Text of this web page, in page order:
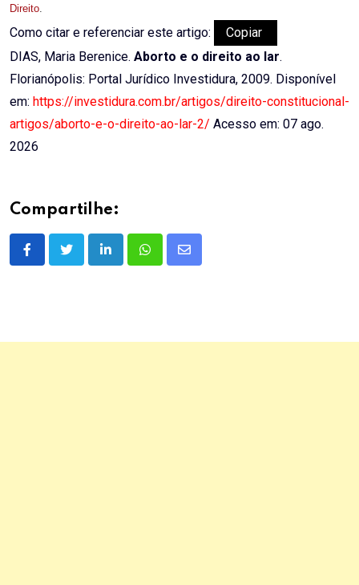
Direito.
Como citar e referenciar este artigo:
Copiar
DIAS, Maria Berenice. Aborto e o direito ao lar.
Florianópolis: Portal Jurídico Investidura, 2009. Disponível
em: https://investidura.com.br/artigos/direito-constitucional-
artigos/aborto-e-o-direito-ao-lar-2/ Acesso em: 07 ago.
2026
Compartilhe:
LinkedInWhatsappShare